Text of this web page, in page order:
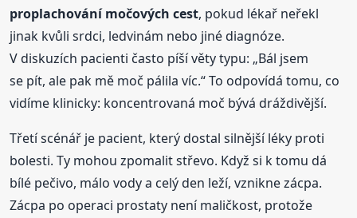
proplachování močových cest, pokud lékař neřekl
jinak kvůli srdci, ledvinám nebo jiné diagnóze.
V diskuzích pacienti často píší věty typu: „Bál jsem
se pít, ale pak mě moč pálila víc.“ To odpovídá tomu, co
vidíme klinicky: koncentrovaná moč bývá dráždivější.
Třetí scénář je pacient, který dostal silnější léky proti
bolesti. Ty mohou zpomalit střevo. Když si k tomu dá
bílé pečivo, málo vody a celý den leží, vznikne zácpa.
Zácpa po operaci prostaty není maličkost, protože